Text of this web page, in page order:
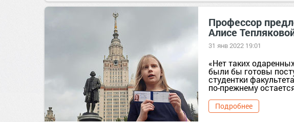
Профессор
Алисе
31 янв 2022 19:01
«Нет таких
были бы готовы
студентки
по-прежнему
Подробнее